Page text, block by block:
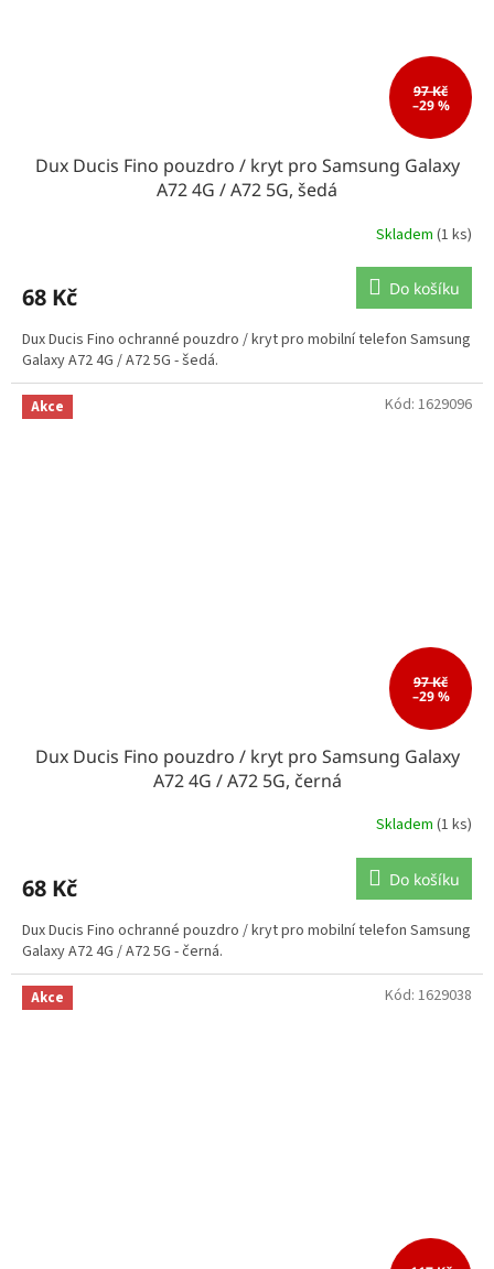
97 Kč
–29 %
Dux Ducis Fino pouzdro / kryt pro Samsung Galaxy
A72 4G / A72 5G, šedá
Skladem (1 ks)
68 Kč Do košíku
Dux Ducis Fino ochranné pouzdro / kryt pro mobilní telefon Samsung
Galaxy A72 4G / A72 5G - šedá.
Akce
97 Kč
–29 %
Dux Ducis Fino pouzdro / kryt pro Samsung Galaxy
A72 4G / A72 5G, černá
Skladem (1 ks)
68 Kč Do košíku
Dux Ducis Fino ochranné pouzdro / kryt pro mobilní telefon Samsung
Galaxy A72 4G / A72 5G - černá.
Kód: 1629096
Akce Kód: 1629038